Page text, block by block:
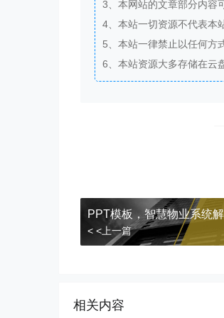
3、本网站的文章部分内容
4、本站一切资源不代表本
5、本站一律禁止以任何方
6、本站资源大多存储在云
PPT模板，智慧物业系统
< <上一篇
相关内容